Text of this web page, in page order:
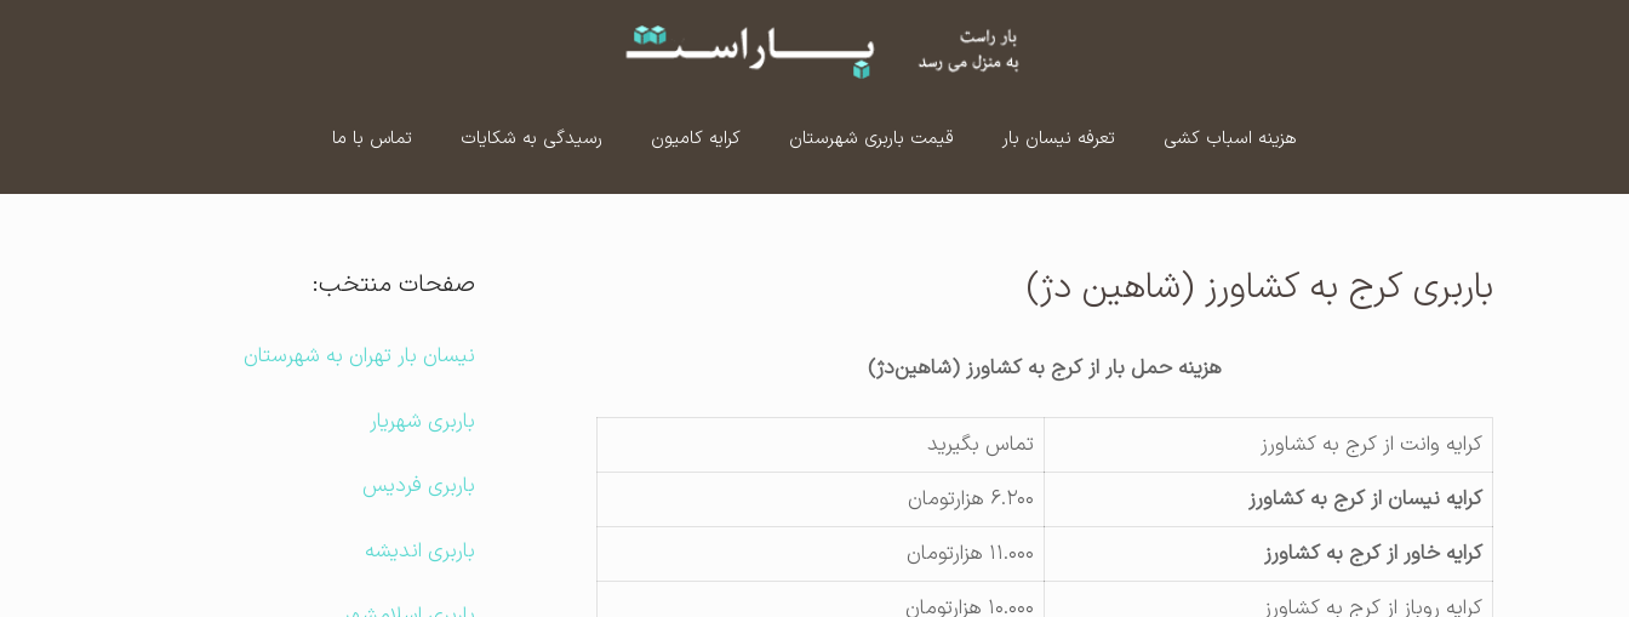
هزینه اسباب کشی تعرفه نیسان بار قیمت باربری شهرستان کرایه کامیون رسیدگی به شکایات تماس با ما
باربری کرج به کشاورز (شاهین‌ دژ)
هزینه حمل بار از کرج به کشاورز (شاهین‌دژ)
کرایه وانت از کرج به کشاورز
تماس بگیرید
کرایه نیسان از کرج به کشاورز
۶.۲۰۰ هزارتومان
کرایه خاور از کرج به کشاورز
۱۱.۰۰۰ هزارتومان
کرایه روباز از کرج به کشاورز
۱۰.۰۰۰ هزارتومان
صفحات منتخب:
نیسان بار تهران به شهرستان
باربری شهریار
باربری فردیس
باربری اندیشه